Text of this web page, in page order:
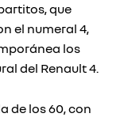
que
el numeral 4,
los
del Renault 4.
de los 60, con